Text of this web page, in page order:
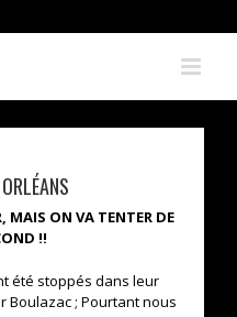
MAIS ON VA TENTER DE
!!
été stoppés dans leur
Boulazac ; Pourtant nous